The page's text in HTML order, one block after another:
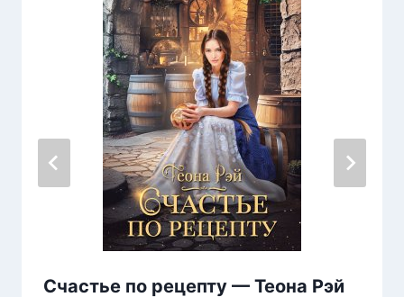
Счастье по рецепту — Теона Рэй